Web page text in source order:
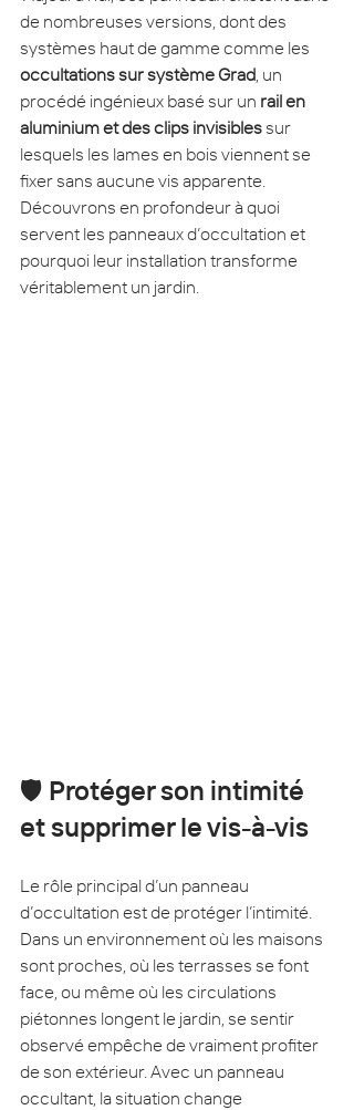
de nombreuses versions, dont des
systèmes haut de gamme comme les
occultations sur système Grad, un
procédé ingénieux basé sur un rail en
aluminium et des clips invisibles sur
lesquels les lames en bois viennent se
fixer sans aucune vis apparente.
Découvrons en profondeur à quoi
servent les panneaux d’occultation et
pourquoi leur installation transforme
véritablement un jardin.
🛡️ Protéger son intimité
et supprimer le vis-à-vis
Le rôle principal d’un panneau
d’occultation est de protéger l’intimité.
Dans un environnement où les maisons
sont proches, où les terrasses se font
face, ou même où les circulations
piétonnes longent le jardin, se sentir
observé empêche de vraiment profiter
de son extérieur. Avec un panneau
occultant, la situation change